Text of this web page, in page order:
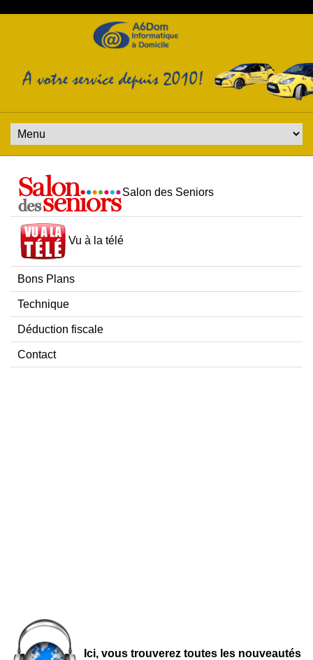
Salon des Seniors
Vu à la télé
Bons Plans
Technique
Déduction fiscale
Contact
Ici, vous trouverez toutes les nouveautés